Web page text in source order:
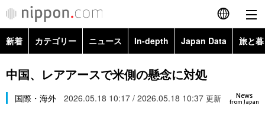
English
简体字
繁體字
新着 カテゴリー ニュース In-depth Japan Data 旅と
政治・外交
経済・ビジネス Images
中国、レアアースで米側の懸念に対処
News
from Japan
国際・海外 2026.05.18 10:17 / 2026.05.18 10:37 更新